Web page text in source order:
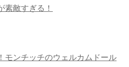
素敵すぎる！
モンチッチのウェルカムドール